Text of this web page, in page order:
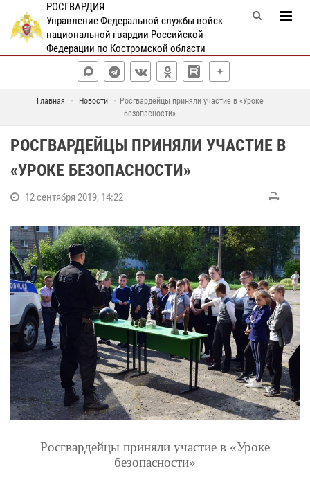
РОСГВАРДИЯ
Управление Федеральной службы войск
национальной гвардии Российской
Федерации по Костромской области
Главная Новости
Росгвардейцы приняли участие в «Уроке
безопасности»
РОСГВАРДЕЙЦЫ ПРИНЯЛИ УЧАСТИЕ В
«УРОКЕ БЕЗОПАСНОСТИ»
12 сентября 2019, 14:22
Росгвардейцы приняли участие в «Уроке
безопасности»